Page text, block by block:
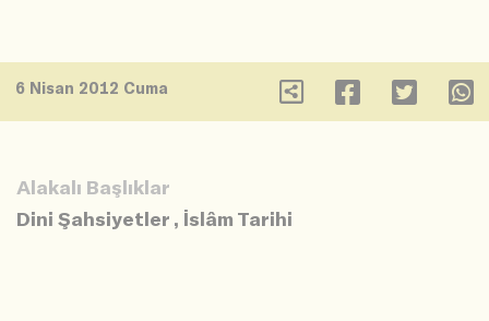
6 Nisan 2012 Cuma
Alakalı Başlıklar
Dini Şahsiyetler , İslâm Tarihi